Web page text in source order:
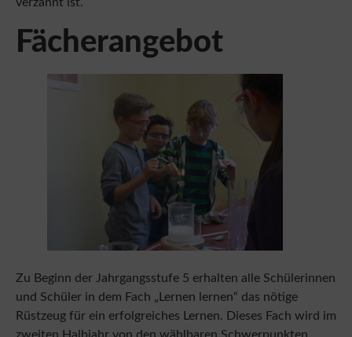
Zu Beginn der Jahrgangsstufe 5 erhalten alle Schülerinnen
und Schüler in dem Fach „Lernen lernen“ das nötige
Rüstzeug für ein erfolgreiches Lernen. Dieses Fach wird im
zweiten Halbjahr von den wählbaren Schwerpunkten
abgelöst, welchemit einer Wochenstunde angeboten